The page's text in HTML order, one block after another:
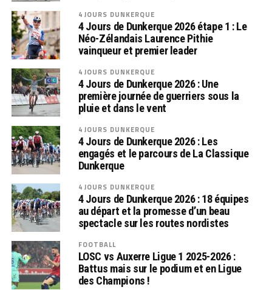
4 JOURS DUNKERQUE
4 Jours de Dunkerque 2026 étape 1 : Le
Néo-Zélandais Laurence Pithie
vainqueur et premier leader
4 JOURS DUNKERQUE
4 Jours de Dunkerque 2026 : Une
première journée de guerriers sous la
pluie et dans le vent
4 JOURS DUNKERQUE
4 Jours de Dunkerque 2026 : Les
engagés et le parcours de La Classique
Dunkerque
4 JOURS DUNKERQUE
4 Jours de Dunkerque 2026 : 18 équipes
au départ et la promesse d’un beau
spectacle sur les routes nordistes
FOOTBALL
LOSC vs Auxerre Ligue 1 2025-2026 :
Battus mais sur le podium et en Ligue
des Champions !